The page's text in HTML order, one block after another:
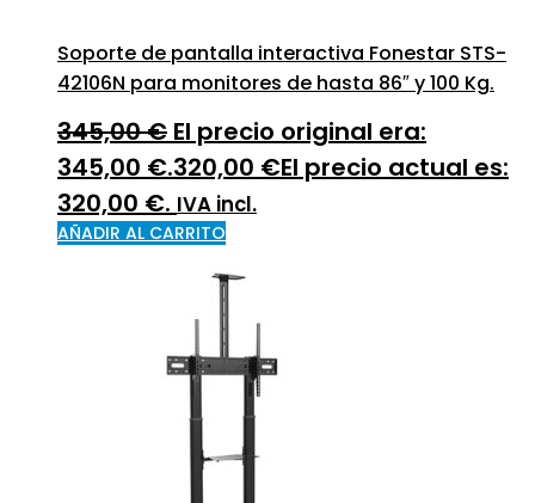
Soporte de pantalla interactiva Fonestar STS-
42106N para monitores de hasta 86″ y 100 Kg.
345,00€ El precio original era:
345,00 €.320,00 €El precio actual es:
320,00 €. IVA incl.
AÑADIR AL CARRITO